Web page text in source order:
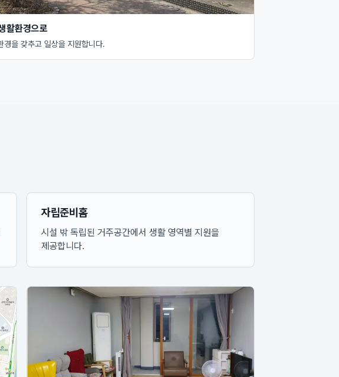
활환경으로
경을 갖추고 일상을 지원합니다.
자립준비홈
시설 밖 독립된 거주공간에서 생활 영역별 지원을
제공합니다.